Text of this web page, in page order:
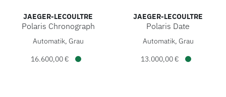
JAEGER-LECOULTRE
Polaris Chronograph
Jaeger-LeCoultre Polaris Chronograph, Ref: Q9028651,
Automatik, Grau
16.600,00 €
JAEGER-LECOULTRE
Polaris Date
Jaeger-LeCoultre Polaris
Automatik, Grau
13.000,00 €